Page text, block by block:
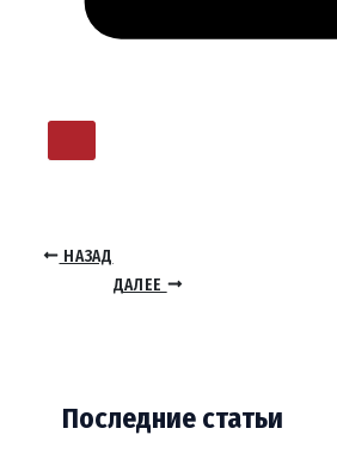
НАЗАД
ДАЛЕЕ
Последние статьи